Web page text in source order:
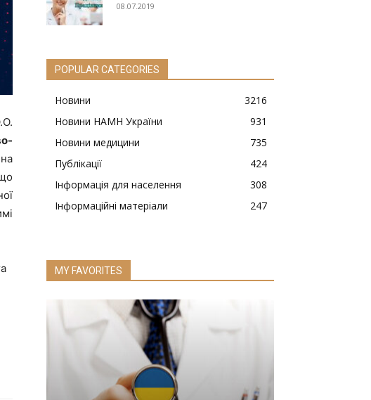
08.07.2019
POPULAR CATEGORIES
Новини
3216
Новини НАМН України
931
Новини медицини
735
Публікації
424
Інформація для населення
308
Інформаційні матеріали
247
MY FAVORITES